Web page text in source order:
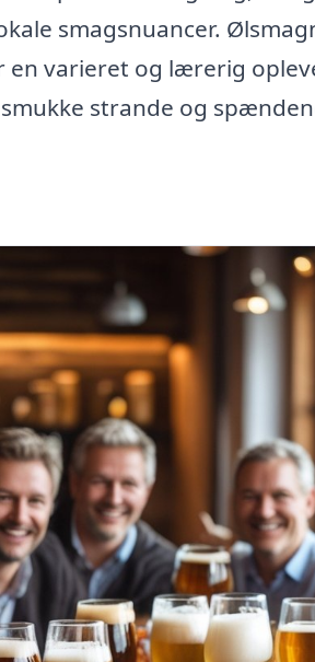
smagsnuancer.
varieret og lærerig
strande og